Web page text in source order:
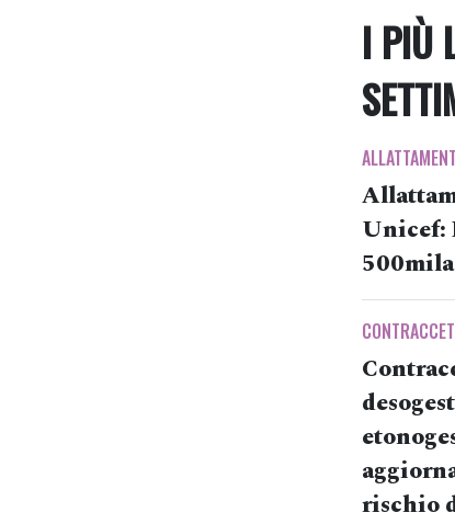
I PIÙ
Unicef:
rischio